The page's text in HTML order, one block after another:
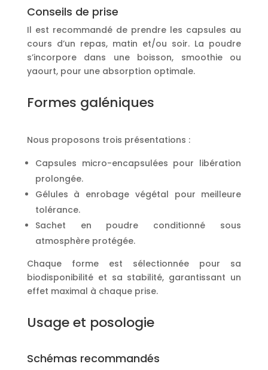
Conseils de prise
Il est recommandé de prendre les capsules au
cours d’un repas, matin et/ou soir. La poudre
s’incorpore dans une boisson, smoothie ou
yaourt, pour une absorption optimale.
Formes galéniques
Nous proposons trois présentations :
Capsules micro-encapsulées pour libération
prolongée.
Gélules à enrobage végétal pour meilleure
tolérance.
Sachet en poudre conditionné sous
atmosphère protégée.
Chaque forme est sélectionnée pour sa
biodisponibilité et sa stabilité, garantissant un
effet maximal à chaque prise.
Usage et posologie
Schémas recommandés